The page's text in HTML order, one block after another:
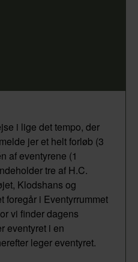
i lige det tempo, der
jer et helt forløb (3
af eventyrene (1
tre af H.C.
Klodshans og
foregår i Eventyrrummet
vi finder dagens
eventyret i en
leger eventyret.